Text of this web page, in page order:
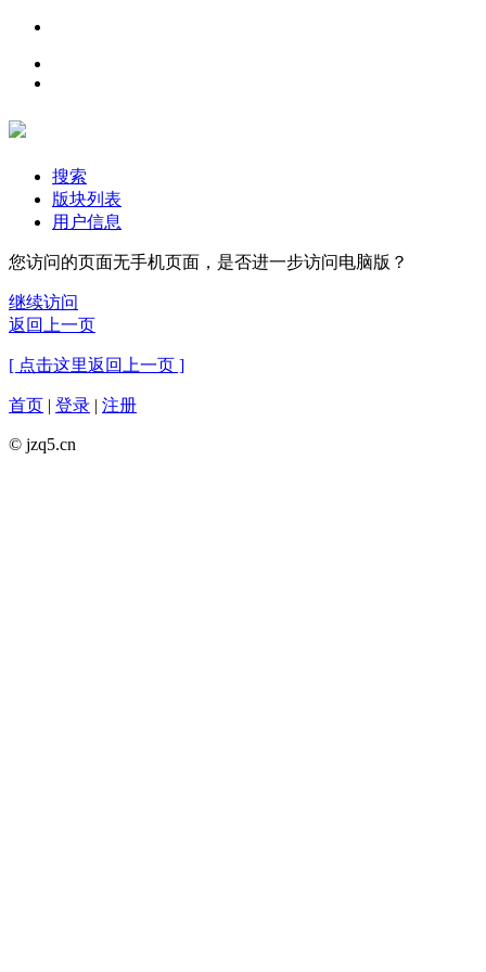
搜索
版块列表
用户信息
您访问的页面无手机页面，是否进一步访问电脑版？
继续访问
返回上一页
[ 点击这里返回上一页 ]
首页 | 登录 | 注册
© jzq5.cn